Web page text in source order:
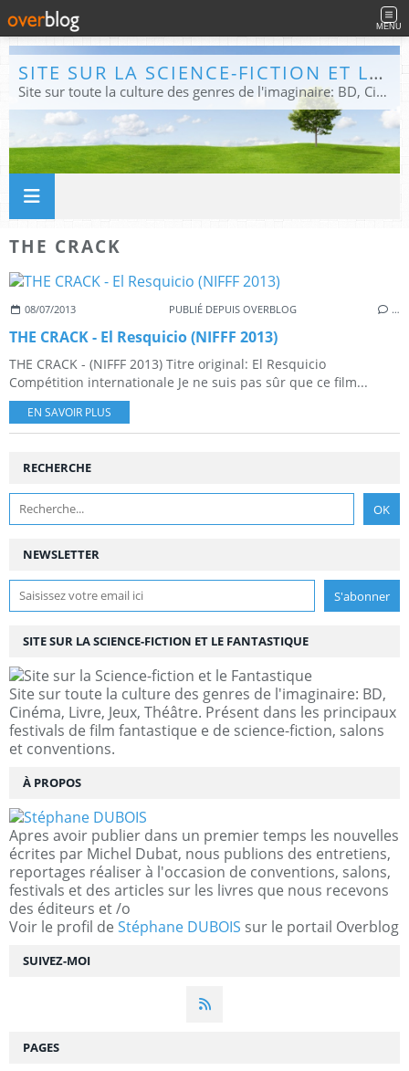
MENU
SITE SUR LA SCIENCE-FICTION ET LE FANTASTIQUE
Site sur toute la culture des genres de l'imaginaire: BD, Cinéma, Livre, Jeux, Théâtre. Présent dans les principaux festivals de film fantastique e de science-fiction, salons et conventions.
THE CRACK
08/07/2013 PUBLIÉ DEPUIS OVERBLOG …
THE CRACK - El Resquicio (NIFFF 2013)
THE CRACK - (NIFFF 2013) Titre original: El Resquicio
Compétition internationale Je ne suis pas sûr que ce film...
EN SAVOIR PLUS
NEWSLETTER
SUIVEZ-MOI
RECHERCHE
SITE SUR LA SCIENCE-FICTION ET LE FANTASTIQUE
Site sur toute la culture des genres de l'imaginaire: BD,
Cinéma, Livre, Jeux, Théâtre. Présent dans les principaux
festivals de film fantastique e de science-fiction, salons
et conventions.
À PROPOS
Apres avoir publier dans un premier temps les nouvelles
écrites par Michel Dubat, nous publions des entretiens,
reportages réaliser à l'occasion de conventions, salons,
festivals et des articles sur les livres que nous recevons
des éditeurs et /o
Voir le profil de Stéphane DUBOIS sur le portail Overblog
PAGES